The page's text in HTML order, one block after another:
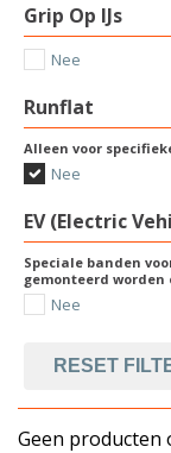
Grip Op IJs
Nee
Runflat
Alleen voor
Nee
EV (Electric
Speciale banden
gemonteerd worden
Nee
RESET
Geen producten